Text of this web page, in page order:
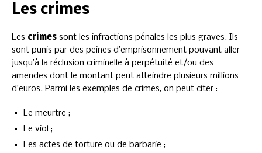
Les crimes
Les crimes sont les infractions pénales les plus graves. Ils
sont punis par des peines d’emprisonnement pouvant aller
jusqu’à la réclusion criminelle à perpétuité et/ou des
amendes dont le montant peut atteindre plusieurs millions
d’euros. Parmi les exemples de crimes, on peut citer :
Le meurtre ;
Le viol ;
Les actes de torture ou de barbarie ;